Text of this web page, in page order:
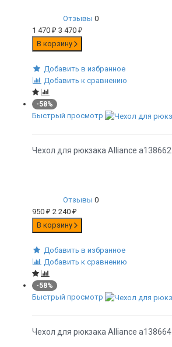
Отзывы 0
1 470 ₽ 3 470 ₽
В корзину
Добавить в избранное
Добавить к сравнению
-58%
Быстрый просмотр
Чехол для рюкзака Alliance а138662
Отзывы 0
950 ₽ 2 240 ₽
В корзину
Добавить в избранное
Добавить к сравнению
-58%
Быстрый просмотр
Чехол для рюкзака Alliance а138664